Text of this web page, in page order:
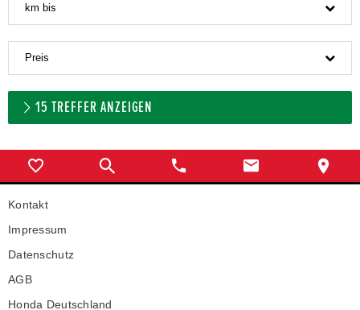
km bis
Preis
15 TREFFER ANZEIGEN
Kontakt
Impressum
Datenschutz
AGB
Honda Deutschland